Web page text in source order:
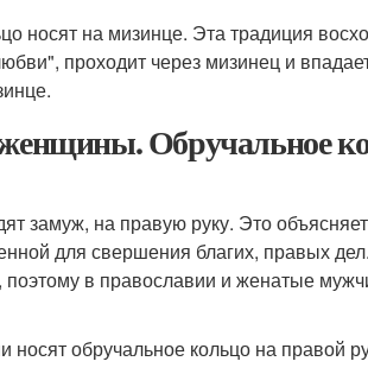
носят на мизинце. Эта традиция
проходит через мизинец и
Обручальное
замуж, на правую руку. Это
для свершения благих, правых
в православии и женатые
обручальное кольцо на правой